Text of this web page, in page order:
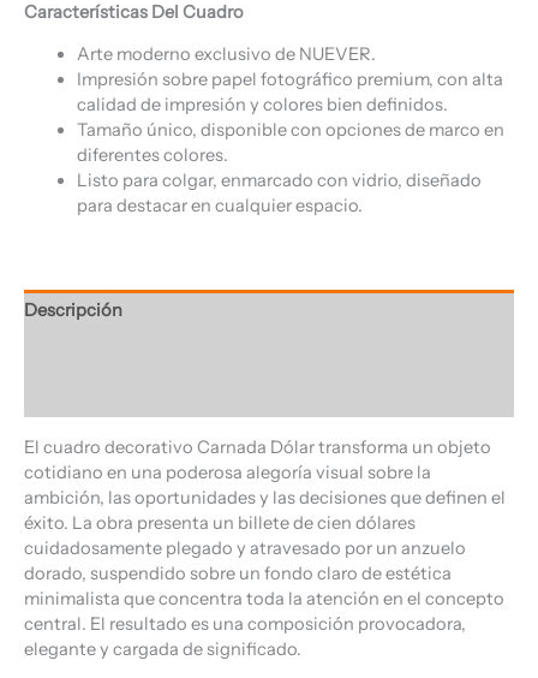
Características Del Cuadro
Arte moderno exclusivo de NUEVER.
Impresión sobre papel fotográfico premium, con alta
calidad de impresión y colores bien definidos.
Tamaño único, disponible con opciones de marco en
diferentes colores.
Listo para colgar, enmarcado con vidrio, diseñado
para destacar en cualquier espacio.
Descripción
El cuadro decorativo Carnada Dólar transforma un objeto
cotidiano en una poderosa alegoría visual sobre la
ambición, las oportunidades y las decisiones que definen el
éxito. La obra presenta un billete de cien dólares
cuidadosamente plegado y atravesado por un anzuelo
dorado, suspendido sobre un fondo claro de estética
minimalista que concentra toda la atención en el concepto
central. El resultado es una composición provocadora,
elegante y cargada de significado.